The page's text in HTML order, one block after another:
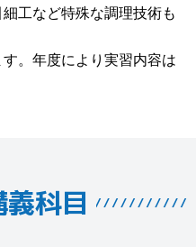
工など特殊な調理技術も
。年度により実習内容は
科目